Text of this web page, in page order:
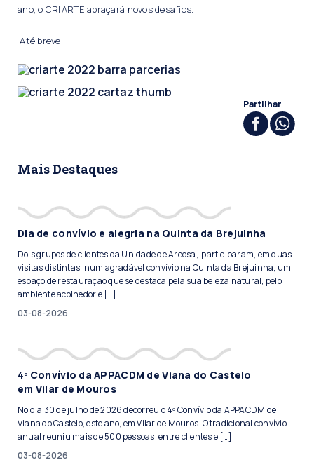
ano, o CRI’ARTE abraçará novos desafios.
Até breve!
Partilhar
Mais Destaques
Dia de convívio e alegria na Quinta da Brejuinha
Dois grupos de clientes da Unidade de Areosa, participaram, em duas
visitas distintas, num agradável convívio na Quinta da Brejuinha, um
espaço de restauração que se destaca pela sua beleza natural, pelo
ambiente acolhedor e […]
03-08-2026
4º Convívio da APPACDM de Viana do Castelo
em Vilar de Mouros
No dia 30 de julho de 2026 decorreu o 4º Convívio da APPACDM de
Viana do Castelo, este ano, em Vilar de Mouros. O tradicional convívio
anual reuniu mais de 500 pessoas, entre clientes e […]
03-08-2026